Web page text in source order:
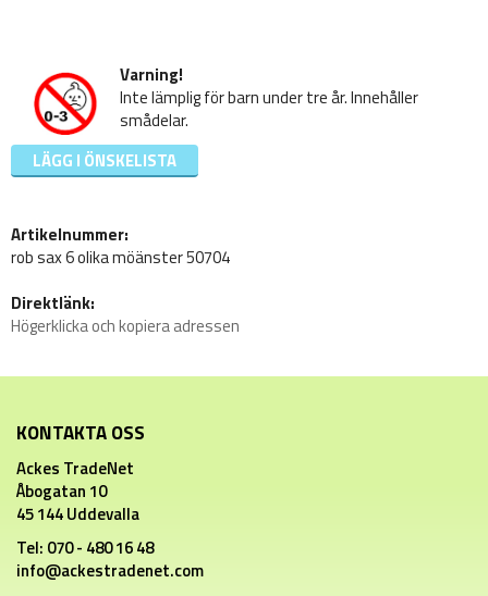
Varning!
Inte lämplig för barn under tre år. Innehåller
smådelar.
LÄGG I ÖNSKELISTA
Artikelnummer:
rob sax 6 olika möänster 50704
Direktlänk:
Högerklicka och kopiera adressen
KONTAKTA OSS
Ackes TradeNet
Åbogatan 10
45 144 Uddevalla
Tel: 070 - 480 16 48
info@ackestradenet.com